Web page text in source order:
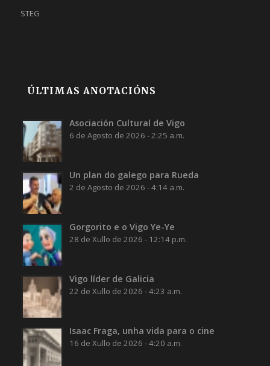
STEG
ÚLTIMAS ANOTACIÓNS
Asociación Cultural de Vigo
6 de Agosto de 2026 - 2:25 a.m.
Un plan do galego para Rueda
2 de Agosto de 2026 - 4:14 a.m.
Gorgorito e o Vigo Ye-Ye
28 de Xullo de 2026 - 12:14 p.m.
Vigo líder de Galicia
22 de Xullo de 2026 - 4:23 a.m.
Isaac Fraga, unha vida para o cine
16 de Xullo de 2026 - 4:20 a.m.